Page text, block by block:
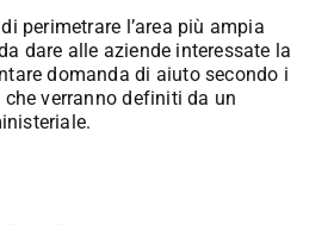
perimetrare l’area più ampia
dare alle aziende interessate la
domanda di aiuto secondo i
verranno definiti da un